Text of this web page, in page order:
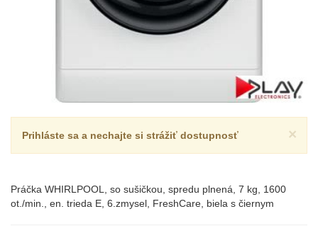
×
Prihláste sa a nechajte si strážiť dostupnosť
Práčka WHIRLPOOL, so sušičkou, spredu plnená, 7 kg, 1600
ot./min., en. trieda E, 6.zmysel, FreshCare, biela s čiernym